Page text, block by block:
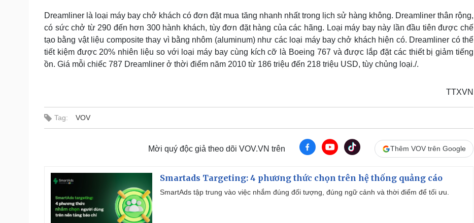
Phòng mạch online
Ăn sạch sống khỏe
Cải chính
Dreamliner là loại máy bay chở khách có đơn đặt mua tăng nhanh nhất trong lịch sử hàng không. Dreamliner thân rộng,
có sức chở từ 290 đến hơn 300 hành khách, tùy đơn đặt hàng của các hãng. Loại máy bay này lần đầu tiên được chế
tạo bằng vật liệu composite thay vì bằng nhôm (aluminum) như các loại máy bay chở khách hiện có. Dreamliner có thể
tiết kiệm được 20% nhiên liệu so với loại máy bay cùng kích cỡ là Boeing 767 và được lắp đặt các thiết bị giảm tiếng
ồn. Giá mỗi chiếc 787 Dreamliner ở thời điểm năm 2010 từ 186 triệu đến 218 triệu USD, tùy chủng loại./.
TTXVN
Tag: VOV
Mời quý độc giả theo dõi VOV.VN trên Thêm VOV trên Google
Smartads Targeting: 4 phương thức chọn trên hệ thống quảng cáo
SmartAds tập trung vào việc nhắm đúng đối tượng, đúng ngữ cảnh và thời điểm để tối ưu.